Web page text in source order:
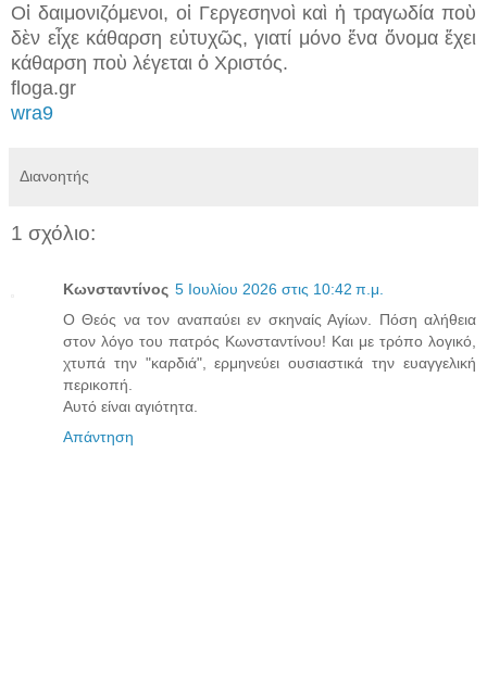
Οἱ δαιμονιζόμενοι, οἱ Γεργεσηνοὶ καὶ ἡ τραγωδία ποὺ
δὲν εἶχε κάθαρση εὐτυχῶς, γιατί μόνο ἕνα ὄνομα ἔχει
κάθαρση ποὺ λέγεται ὁ Χριστός.
floga.gr
wra9
Διανοητής
1 σχόλιο:
Κωνσταντίνος 5 Ιουλίου 2026 στις 10:42 π.μ.
Ο Θεός να τον αναπαύει εν σκηναίς Αγίων. Πόση αλήθεια
στον λόγο του πατρός Κωνσταντίνου! Και με τρόπο λογικό,
χτυπά την "καρδιά", ερμηνεύει ουσιαστικά την ευαγγελική
περικοπή.
Αυτό είναι αγιότητα.
Απάντηση